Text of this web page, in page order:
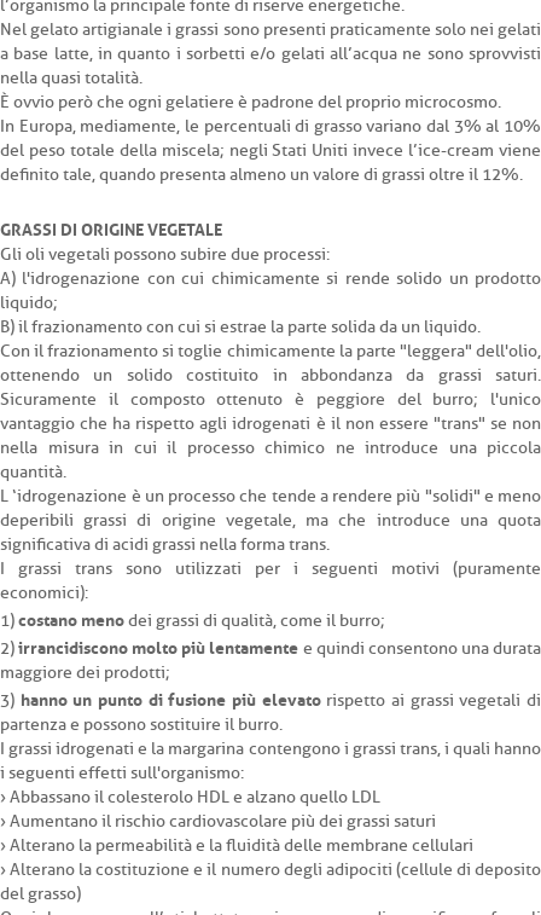
l’organismo la principale fonte di riserve energetiche.
Nel gelato artigianale i grassi sono presenti praticamente solo nei gelati
a base latte, in quanto i sorbetti e/o gelati all’acqua ne sono sprovvisti
nella quasi totalità.
È ovvio però che ogni gelatiere è padrone del proprio microcosmo.
In Europa, mediamente, le percentuali di grasso variano dal 3% al 10%
del peso totale della miscela; negli Stati Uniti invece l’ice-cream viene
definito tale, quando presenta almeno un valore di grassi oltre il 12%.
GRASSI DI ORIGINE VEGETALE
Gli oli vegetali possono subire due processi:
A) l'idrogenazione con cui chimicamente si rende solido un prodotto
liquido;
B) il frazionamento con cui si estrae la parte solida da un liquido.
Con il frazionamento si toglie chimicamente la parte "leggera" dell'olio,
ottenendo un solido costituito in abbondanza da grassi saturi.
Sicuramente il composto ottenuto è peggiore del burro; l'unico
vantaggio che ha rispetto agli idrogenati è il non essere "trans" se non
nella misura in cui il processo chimico ne introduce una piccola
quantità.
L ‘idrogenazione è un processo che tende a rendere più "solidi" e meno
deperibili grassi di origine vegetale, ma che introduce una quota
significativa di acidi grassi nella forma trans.
I grassi trans sono utilizzati per i seguenti motivi (puramente
economici):
1)costano menodei grassi di qualità, come il burro;
2)irrancidiscono molto più lentamente e quindi consentono una durata
maggiore dei prodotti;
3) hanno un punto di fusione più elevatorispetto ai grassi vegetali di
partenza e possono sostituire il burro.
I grassi idrogenati e la margarina contengono i grassi trans, i quali hanno
i seguenti effetti sull'organismo:
› Abbassano il colesterolo HDL e alzano quello LDL
› Aumentano il rischio cardiovascolare più dei grassi saturi
› Alterano la permeabilità e la fluidità delle membrane cellulari
› Alterano la costituzione e il numero degli adipociti (cellule di deposito
del grasso)